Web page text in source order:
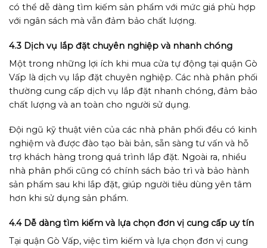
có thể dễ dàng tìm kiếm sản phẩm với mức giá phù hợp
với ngân sách mà vẫn đảm bảo chất lượng.
4.3 Dịch vụ lắp đặt chuyên nghiệp và nhanh chóng
Một trong những lợi ích khi mua cửa tự động tại quận Gò
Vấp là dịch vụ lắp đặt chuyên nghiệp. Các nhà phân phối
thường cung cấp dịch vụ lắp đặt nhanh chóng, đảm bảo
chất lượng và an toàn cho người sử dụng.
Đội ngũ kỹ thuật viên của các nhà phân phối đều có kinh
nghiệm và được đào tạo bài bản, sẵn sàng tư vấn và hỗ
trợ khách hàng trong quá trình lắp đặt. Ngoài ra, nhiều
nhà phân phối cũng có chính sách bảo trì và bảo hành
sản phẩm sau khi lắp đặt, giúp người tiêu dùng yên tâm
hơn khi sử dụng sản phẩm.
4.4 Dễ dàng tìm kiếm và lựa chọn đơn vị cung cấp uy tín
Tại quận Gò Vấp, việc tìm kiếm và lựa chọn đơn vị cung